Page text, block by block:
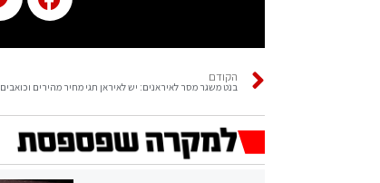
הקודם
בנט משגר מסר לאיראנים: יש לאיראן תגי מחיר מהירים וכואבים